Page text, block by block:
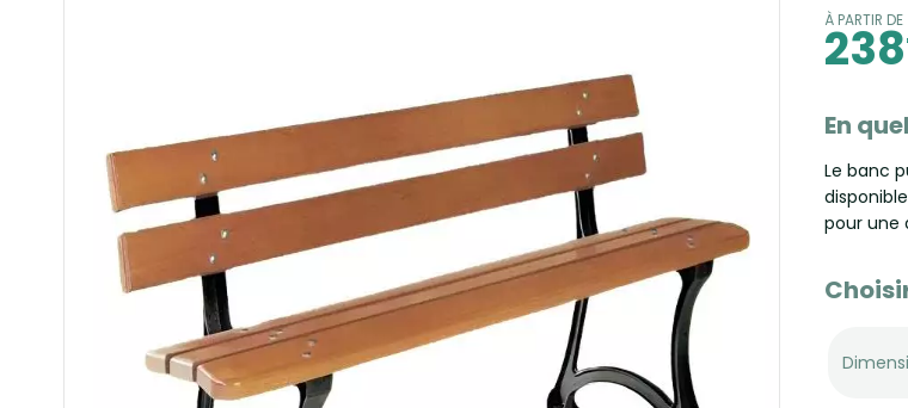
À PARTIR DE
238
En
Le banc
pour une